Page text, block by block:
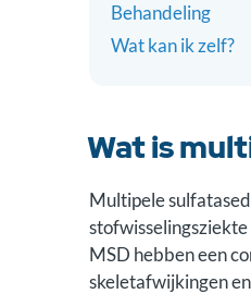
Behandeling
Wat kan ik zelf?
Wat is
Multipele
MSD hebben een
skeletafwijkingen